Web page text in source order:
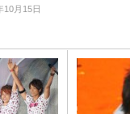
10月15日